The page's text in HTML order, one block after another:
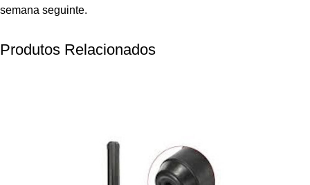
semana seguinte.
Produtos Relacionados